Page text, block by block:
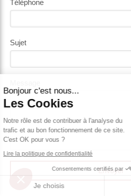
Téléphone
Sujet
Envoyer
Bonjour c'est nous...
Les Cookies
Notre rôle est de contribuer à l'analyse du
trafic et au bon fonctionnement de ce site.
C'est OK pour vous ?
Lire la politique de confidentialité
Consentements certifiés par
Je choisis